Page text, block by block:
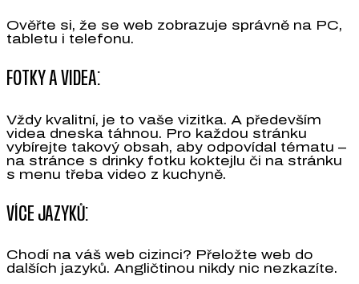
Ověřte si, že se web zobrazuje správně na PC,
tabletu i telefonu.
FOTKY A VIDEA:
Vždy kvalitní, je to vaše vizitka. A především
videa dneska táhnou. Pro každou stránku
vybírejte takový obsah, aby odpovídal tématu –
na stránce s drinky fotku koktejlu či na stránku
s menu třeba video z kuchyně.
VÍCE JAZYKŮ:
Chodí na váš web cizinci? Přeložte web do
dalších jazyků. Angličtinou nikdy nic nezkazíte.